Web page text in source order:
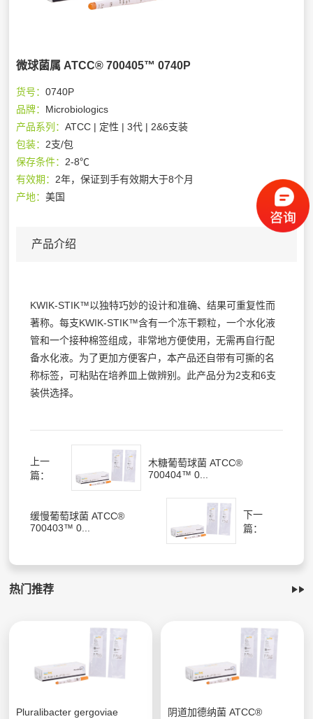
微球菌属 ATCC® 700405™ 0740P
货号：0740P
品牌： Microbiologics
产品系列：ATCC | 定性 | 3代 | 2&6支装
包装： 2支/包
保存条件： 2-8℃
有效期： 2年，保证到手有效期大于8个月
产地：美国
产品介绍
KWIK-STIK™以独特巧妙的设计和准确、结果可重复性而
著称。每支KWIK-STIK™含有一个冻干颗粒，一个水化液
管和一个接种棉签组成，非常地方便使用，无需再自行配
备水化液。为了更加方便客户，本产品还自带有可撕的名
称标签，可粘贴在培养皿上做辨别。此产品分为2支和6支
装供选择。
上一
篇：
木糖葡萄球菌 ATCC®
700404™ 0...
缓慢葡萄球菌 ATCC®
700403™ 0...
下一
篇：
热门推荐
Pluralibacter gergoviae
阴道加德纳菌 ATCC®